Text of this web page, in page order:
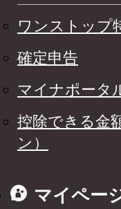
ワンストップ
確定申告
マイナポータ
控除できる金
ン）
マイペー